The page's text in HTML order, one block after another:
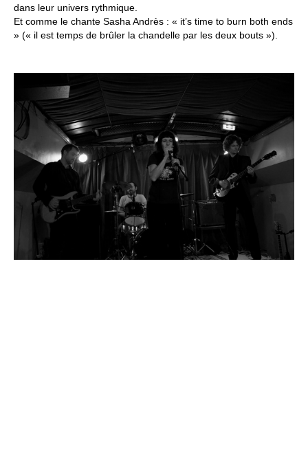
dans leur univers rythmique.
Et comme le chante Sasha Andrès : « it’s time to burn both ends
» (« il est temps de brûler la chandelle par les deux bouts »).